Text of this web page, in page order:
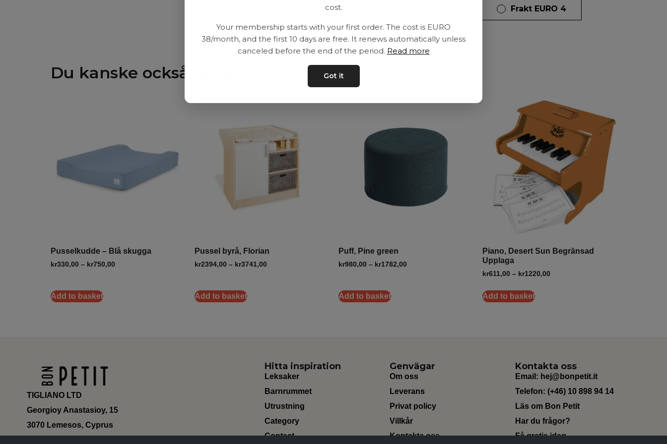
Frakt EURO 4
Du kanske också gillar
Pusselkudde – Blå skugga
kr330,00 – kr750,00
Add to basket
Pussel byrå, Florian
kr2394,00 – kr3741,00
Add to basket
Puff, Pine green
kr980,00 – kr1782,00
Add to basket
Piano, Desert Sun Begränsad
Upplaga
kr611,00 – kr1220,00
Add to basket
TIGLIANO LTD
Georgioy Anastasioy, 15
3070 Lemesos, Cyprus
Hitta inspiration
Leksaker
Barnrummet
Utrustning
Category
Contact
Genvägar
Om oss
Leverans
Privat policy
Villkår
Kontakta oss
Kontakta oss
Email: hej@bonpetit.it
Telefon: (+46) 10 898 94 14
Läs om Bon Petit
Har du frågor?
Få gratis idag
cost.
Your membership starts with your first order. The cost is EURO
38/month, and the first 10 days are free. It renews automatically unless
canceled before the end of the period. Read more
Got it